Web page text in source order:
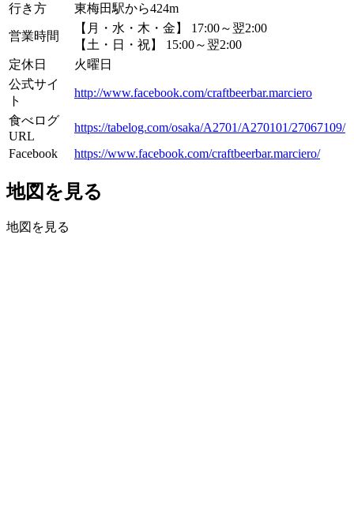
行き方
東梅田駅から424m
営業時間
【月・水・木・金】 17:00～翌2:00
【土・日・祝】 15:00～翌2:00
定休日
火曜日
公式サイ
ト
http://www.facebook.com/craftbeerbar.marciero
食べログ
URL
https://tabelog.com/osaka/A2701/A270101/27067109/
Facebook
https://www.facebook.com/craftbeerbar.marciero/
地図を見る
地図を見る